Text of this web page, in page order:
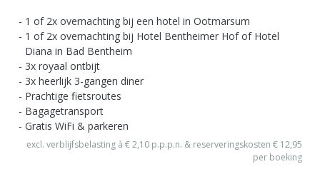
1 of 2x overnachting bij een hotel in Ootmarsum
1 of 2x overnachting bij Hotel Bentheimer Hof of Hotel
Diana in Bad Bentheim
3x royaal ontbijt
3x heerlijk 3-gangen diner
Prachtige fietsroutes
Bagagetransport
Gratis WiFi & parkeren
excl. verblijfsbelasting à € 2,10 p.p.p.n. & reserveringskosten € 12,95
per boeking